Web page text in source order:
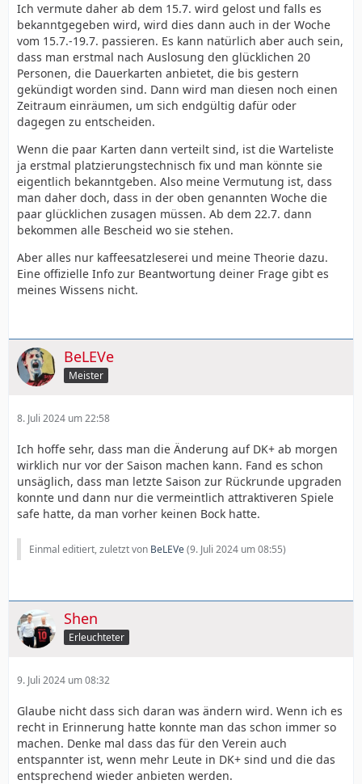
Ich vermute daher ab dem 15.7. wird gelost und falls es
bekanntgegeben wird, wird dies dann auch in der Woche
vom 15.7.-19.7. passieren. Es kann natürlich aber auch sein,
dass man erstmal nach Auslosung den glücklichen 20
Personen, die Dauerkarten anbietet, die bis gestern
gekündigt worden sind. Dann wird man diesen noch einen
Zeitraum einräumen, um sich endgültig dafür oder
dagegen zu entscheiden.
Wenn die paar Karten dann verteilt sind, ist die Warteliste
ja erstmal platzierungstechnisch fix und man könnte sie
eigentlich bekanntgeben. Also meine Vermutung ist, dass
man daher doch, dass in der oben genannten Woche die
paar glücklichen zusagen müssen. Ab dem 22.7. dann
bekommen alle Bescheid wo sie stehen.
Aber alles nur kaffeesatzleserei und meine Theorie dazu.
Eine offizielle Info zur Beantwortung deiner Frage gibt es
meines Wissens nicht.
BeLEVe
Meister
8. Juli 2024 um 22:58
Ich hoffe sehr, dass man die Änderung auf DK+ ab morgen
wirklich nur vor der Saison machen kann. Fand es schon
unsäglich, dass man letzte Saison zur Rückrunde upgraden
konnte und dann nur die vermeintlich attraktiveren Spiele
safe hatte, da man vorher keinen Bock hatte.
Einmal editiert, zuletzt von BeLEVe(9. Juli 2024 um 08:55)
Shen
Erleuchteter
9. Juli 2024 um 08:32
Glaube nicht dass sich daran was ändern wird. Wenn ich es
recht in Erinnerung hatte konnte man das schon immer so
machen. Denke mal dass das für den Verein auch
entspannter ist, wenn mehr Leute in DK+ sind und die das
entsprechend wieder anbieten werden.